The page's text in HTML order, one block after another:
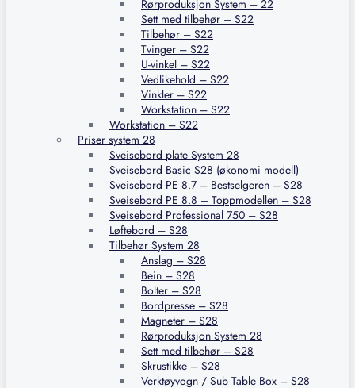
Rørproduksjon System – 22
Sett med tilbehør – S22
Tilbehør – S22
Tvinger – S22
U-vinkel – S22
Vedlikehold – S22
Vinkler – S22
Workstation – S22
Workstation – S22
Priser system 28
Sveisebord plate System 28
Sveisebord Basic S28 (økonomi modell)
Sveisebord PE 8.7 – Bestselgeren – S28
Sveisebord PE 8.8 – Toppmodellen – S28
Sveisebord Professional 750 – S28
Løftebord – S28
Tilbehør System 28
Anslag – S28
Bein – S28
Bolter – S28
Bordpresse – S28
Magneter – S28
Rørproduksjon System 28
Sett med tilbehør – S28
Skrustikke – S28
Verktøyvogn / Sub Table Box – S28